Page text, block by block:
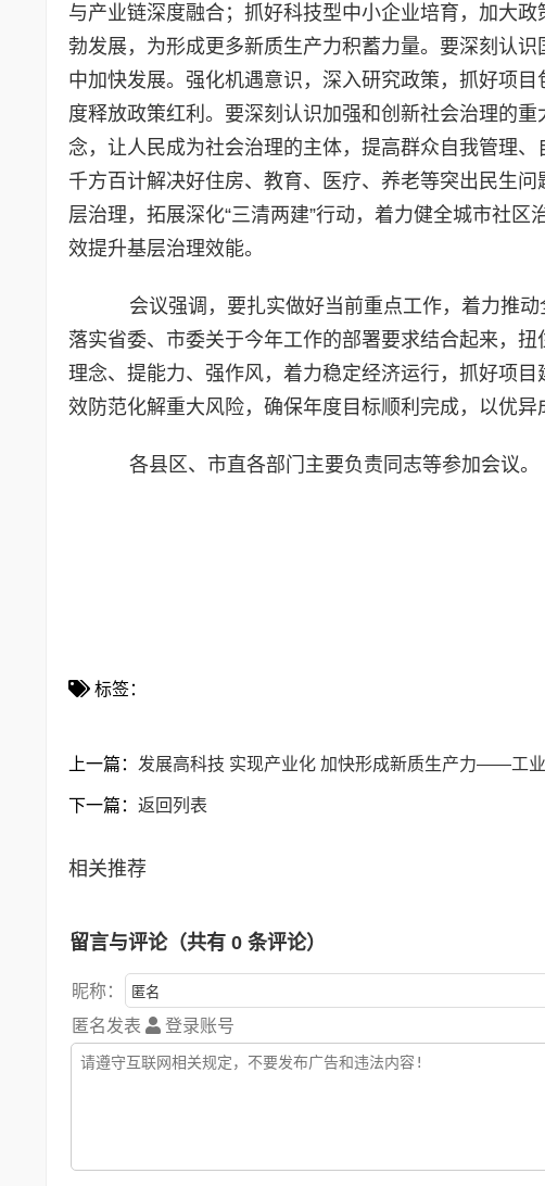
与产业链深度融合；抓好科技型中小企业培育，加大
勃发展，为形成更多新质生产力积蓄力量。要深刻认
中加快发展。强化机遇意识，深入研究政策，抓好项
度释放政策红利。要深刻认识加强和创新社会治理的
念，让人民成为社会治理的主体，提高群众自我管理
千方百计解决好住房、教育、医疗、养老等突出民生
层治理，拓展深化“三清两建”行动，着力健全城市社
效提升基层治理效能。
会议强调，要扎实做好当前重点工作，着力推
落实省委、市委关于今年工作的部署要求结合起来，扭
理念、提能力、强作风，着力稳定经济运行，抓好项
效防范化解重大风险，确保年度目标顺利完成，以优异
各县区、市直各部门主要负责同志等参加会议。
标签：
上一篇： 发展高科技 实现产业化 加快形成新质生产力——工
下一篇： 返回列表
相关推荐
留言与评论（共有 0 条评论）
昵称：
匿名发表
登录账号